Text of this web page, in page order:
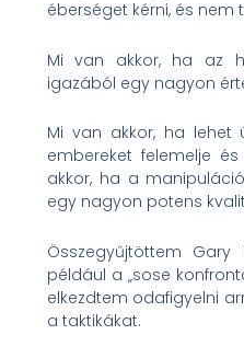
éberséget kérni, és nem
Mi van akkor, ha az
igazából egy nagyon
Mi van akkor, ha lehet
embereket felemelje
akkor, ha a
egy nagyon potens
Összegyűjtöttem
például a „sose
elkezdtem odafigyelni
a taktikákat.